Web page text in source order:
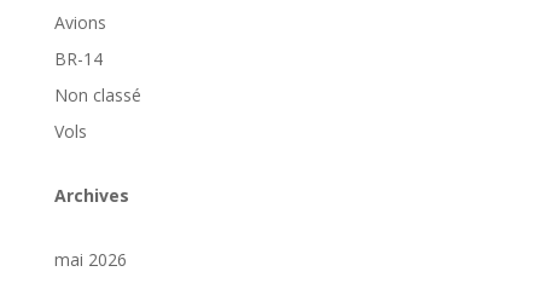
Avions
BR-14
Non classé
Vols
Archives
mai 2026